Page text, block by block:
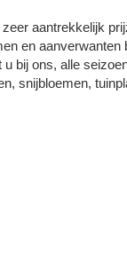
aantrekkelijk
en aanverwanten
bij ons, alle
snijbloemen,